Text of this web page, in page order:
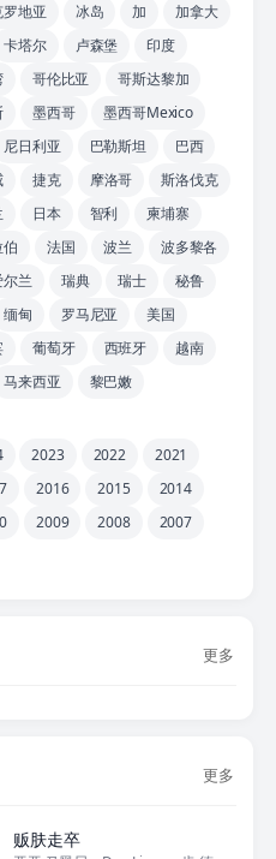
罗地亚 冰岛 加
加拿大
卡塔尔 卢森堡
印度
哥伦比亚
哥斯达黎加
墨西哥
墨西哥Mexico
尼日利亚 巴勒斯坦
巴西
捷克 摩洛哥
斯洛伐克
日本 智利
柬埔寨
法国 波兰
波多黎各
尔兰 瑞典 瑞士
秘鲁
缅甸 罗马尼亚
美国
葡萄牙 西班牙
越南
马来西亚 黎巴嫩
2023 2022
2021
2016 2015
2014
2009 2008
2007
更多
更多
贩肤走卒